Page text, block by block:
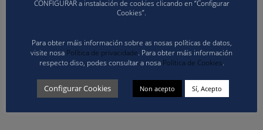
O prezo do curso será de 125 € (Número de conta:
ES71 0081 0499 6400 0137 8440, Banco de Sabadell,
formularios G-13 a dtecnico@volei.gal antes do 28
de abril ás 19:00 horas.
Modelo G 13-II – INSCRIPCIÓN CURSO DE
ÁRBITRO OU ADESTRADOR
CONFIGURAR a instalación de cookies clicando en “Configurar
Cookies”.
Para obter máis información sobre as nosas políticas de datos,
visite nosa Política de privacidade. Para obter máis información
respecto diso, podes consultar a nosa Política de Cookies.
Configurar Cookies Non acepto Sí, Acepto